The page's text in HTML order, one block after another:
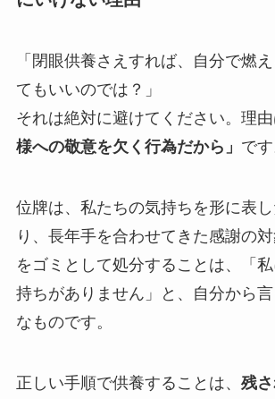
「閉眼供養さえすれば、自分で燃
てもいいのでは？」
それは絶対に避けてください。理由
様への敬意を欠く行為だから」 です
位牌は、私たちの気持ちを形に表
り、長年手を合わせてきた感謝の
をゴミとして処分することは、「
持ちがありません」と、自分から
なものです。
正しい手順で供養することは、 残